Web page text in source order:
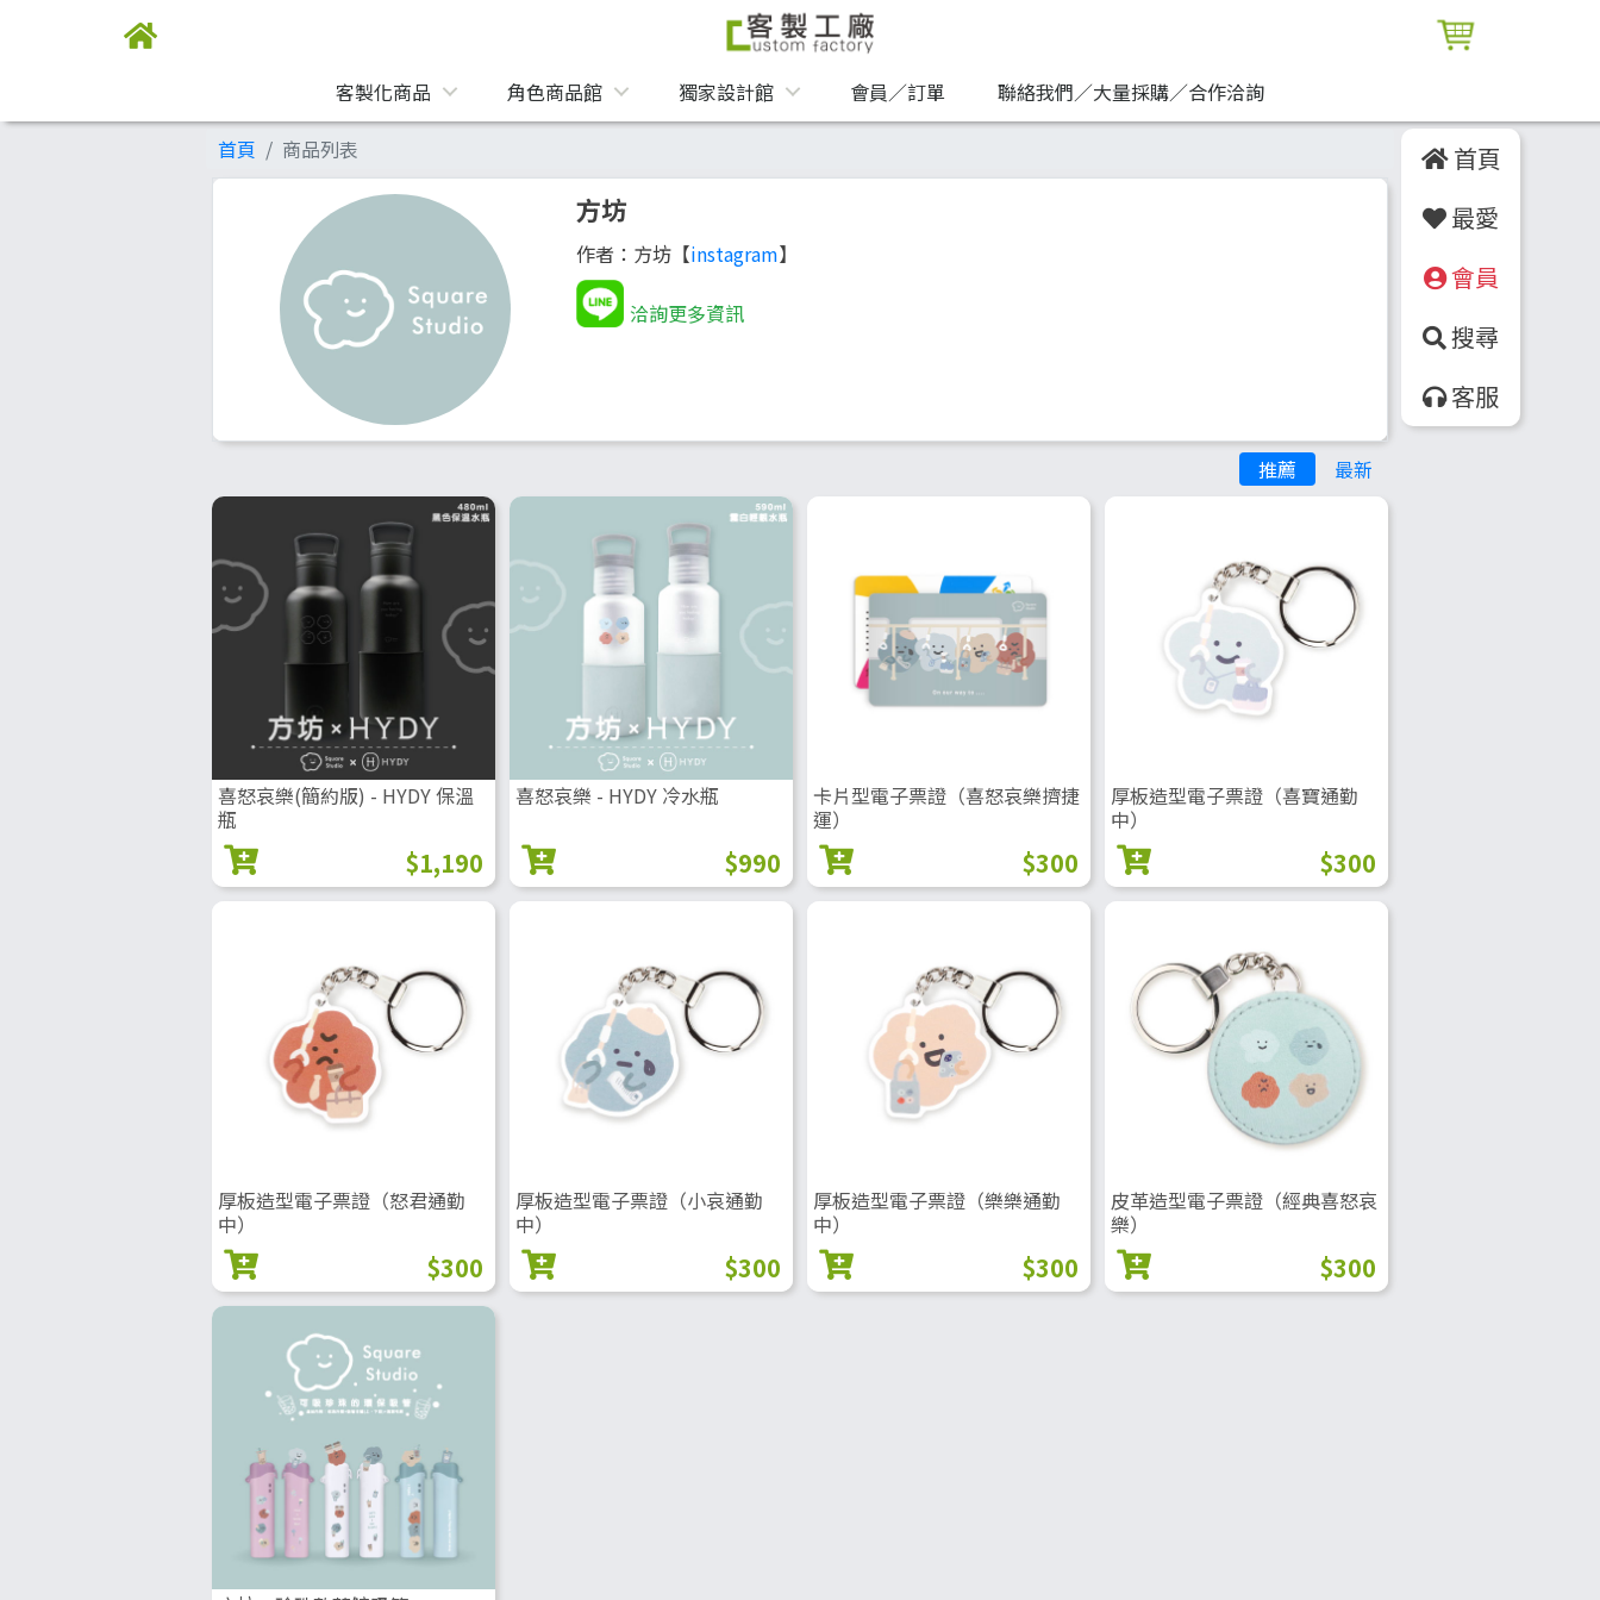
客製化商品 角色商品館 獨家設計館 會員／訂單 聯絡我們／大量採購／合作洽詢
首頁
最愛
會員
搜尋
客服
首頁 商品列表
方坊
作者：方坊【instagram】
洽詢更多資訊
推薦 最新
喜怒哀樂(簡約版) - HYDY 保溫
瓶
$1,190
喜怒哀樂 - HYDY 冷水瓶
$990
卡片型電子票證（喜怒哀樂擠捷
運）
$300
厚板造型電子票證（喜寶通勤
中）
$300
厚板造型電子票證（怒君通勤
中）
$300
厚板造型電子票證（小哀通勤
中）
$300
厚板造型電子票證（樂樂通勤
中）
$300
皮革造型電子票證（經典喜怒哀
樂）
$300